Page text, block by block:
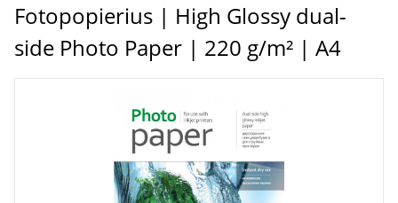
Fotopopierius | High Glossy dual-
side Photo Paper | 220 g/m² | A4